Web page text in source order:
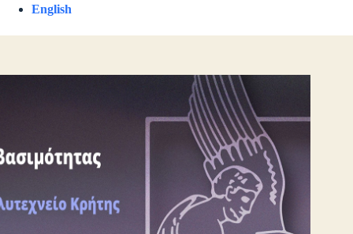
English